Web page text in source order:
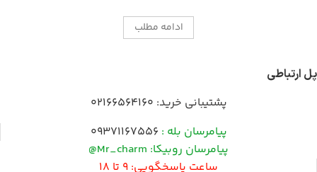
ادامه مطلب
پل ارتباطی
پشتیبانی خرید: 02166564160
پیامرسان بله : 09371167556
پیامرسان روبیکا: Mr_charm@
ساعت پاسخگویی: 9 تا 18